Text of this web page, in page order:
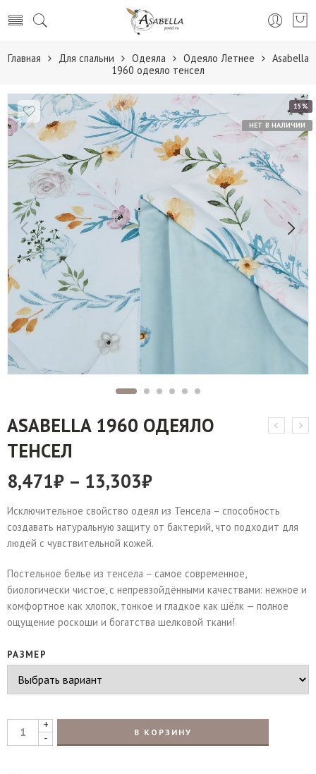
Главная Для спальни Одеяла Одеяло Летнее
Asabella
1960 одеяло тенсел
15%
НЕТ В НАЛИЧИИ
ASABELLA 1960 ОДЕЯЛО
ТЕНСЕЛ
8,471₽ – 13,303₽
Исключительное свойство одеял из Тенсела – способность
создавать натуральную защиту от бактерий, что подходит для
людей с чувствительной кожей.
Постельное белье из тенсела – самое современное,
биологически чистое, с непревзойдёнными качествами: нежное и
комфортное как хлопок, тонкое и гладкое как шёлк — полное
ощущение роскоши и богатства шелковой ткани!
РАЗМЕР
+
-
В КОРЗИНУ